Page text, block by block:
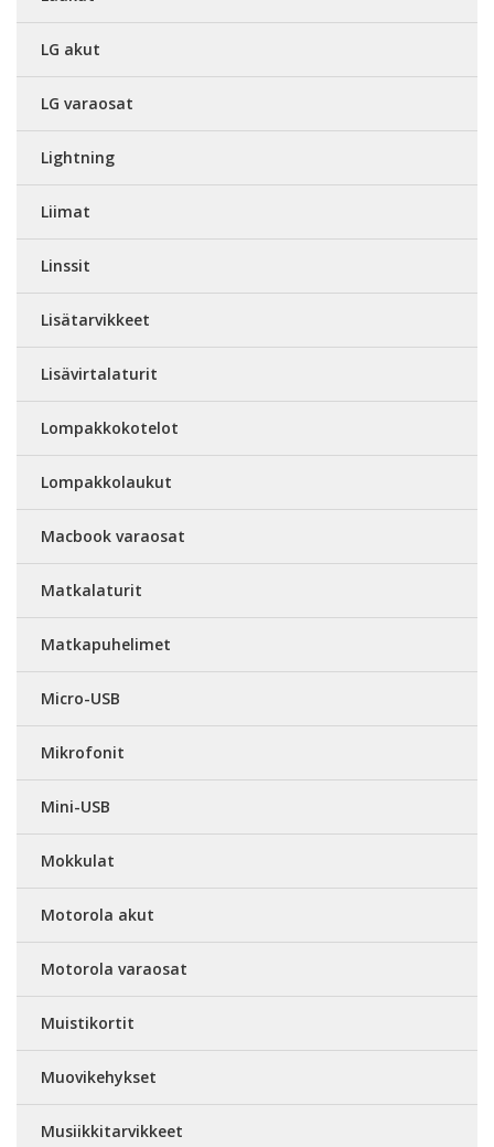
LG akut
LG varaosat
Lightning
Liimat
Linssit
Lisätarvikkeet
Lisävirtalaturit
Lompakkokotelot
Lompakkolaukut
Macbook varaosat
Matkalaturit
Matkapuhelimet
Micro-USB
Mikrofonit
Mini-USB
Mokkulat
Motorola akut
Motorola varaosat
Muistikortit
Muovikehykset
Musiikkitarvikkeet